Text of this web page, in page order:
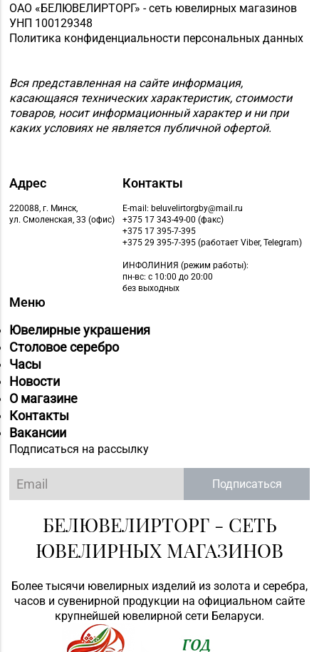
ОАО «БЕЛЮВЕЛИРТОРГ» - сеть ювелирных магазинов
УНП 100129348
Политика конфиденциальности персональных данных
Вся представленная на сайте информация,
касающаяся технических характеристик, стоимости
товаров, носит информационный характер и ни при
каких условиях не является публичной офертой.
Адрес
220088, г. Минск,
ул. Смоленская, 33 (офис)
Контакты
E-mail: beluvelirtorgby@mail.ru
+375 17 343-49-00 (факс)
+375 17 395-7-395
+375 29 395-7-395 (работает Viber, Telegram)
ИНФОЛИНИЯ (режим работы):
пн-вс: с 10:00 до 20:00
без выходных
Меню
Ювелирные украшения
Столовое серебро
Часы
Новости
О магазине
Контакты
Вакансии
Подписаться на рассылку
Подписаться
БЕЛЮВЕЛИРТОРГ - СЕТЬ
ЮВЕЛИРНЫХ МАГАЗИНОВ
Более тысячи ювелирных изделий из золота и серебра,
часов и сувенирной продукции на официальном сайте
крупнейшей ювелирной сети Беларуси.